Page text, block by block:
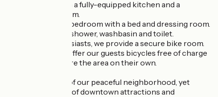
A living room with a fully-equipped kitchen and a
lounge/dining room.
A fully renovated bedroom with a bed and dressing room.
A bathroom with shower, washbasin and toilet.
For bicycle enthusiasts, we provide a secure bike room.
What's more, we offer our guests bicycles free of charge
so they can explore the area on their own.
Enjoy the charm of our peaceful neighborhood, yet
within easy reach of downtown attractions and